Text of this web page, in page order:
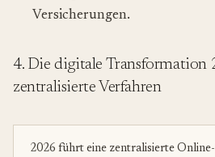
Versicherungen.
4. Die digitale Transformation
zentralisierte Verfahren
2026 führt eine zentralisierte